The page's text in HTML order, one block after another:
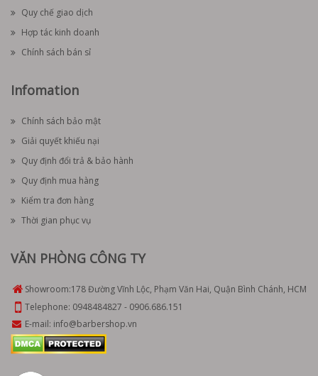
Quy chế giao dịch
Hợp tác kinh doanh
Chính sách bán sỉ
Infomation
Chính sách bảo mật
Giải quyết khiếu nại
Quy định đổi trả & bảo hành
Quy định mua hàng
Kiểm tra đơn hàng
Thời gian phục vụ
VĂN PHÒNG CÔNG TY
Showroom:178 Đường Vĩnh Lộc, Phạm Văn Hai, Quận Bình Chánh, HCM
Telephone: 0948484827 - 0906.686.151
E-mail: info@barbershop.vn